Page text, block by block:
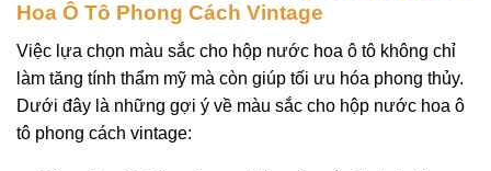
Hoa Ô Tô Phong Cách Vintage
Việc lựa chọn màu sắc cho hộp nước hoa ô tô không chỉ
làm tăng tính thẩm mỹ mà còn giúp tối ưu hóa phong thủy.
Dưới đây là những gợi ý về màu sắc cho hộp nước hoa ô
tô phong cách vintage: